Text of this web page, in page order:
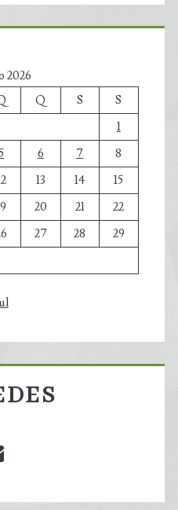
2026
Q S
S
1
5 6 7
8
13 14
15
20 21
22
27 28
29